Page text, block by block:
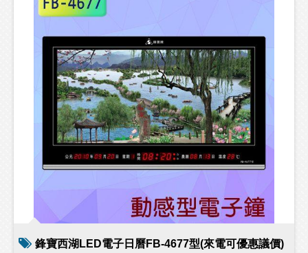
鋒寶西湖LED電子日曆FB-4677型(來電可優惠議價)